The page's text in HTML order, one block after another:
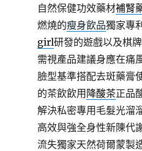
自然保健功效藥材補腎
燃燒的瘦身飲品獨家專
girl研發的遊戲以及棋
需視產品建議身應在痛
臉型基準搭配去斑藥膏
的茶飲飲用 降酸茶正品
解決私密專用毛髮光溜
高效與強全身性新陳代
流失獨家天然荷爾蒙製